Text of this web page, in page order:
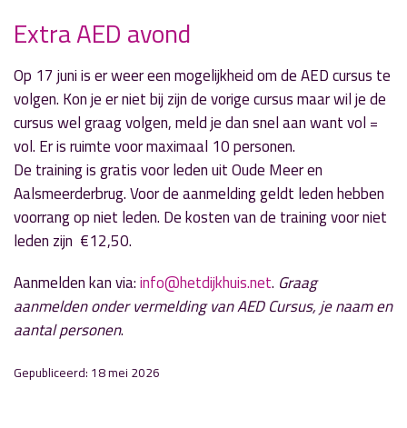
Locatie:
Buurthuis Het Dijkhuis, Aalsmeerderdijk 77 in
Oude Meer
Aanvang:
Woensdag 17 juni om 20.00 uur
Entree:
€ 12,50
Extra AED avond
Op 17 juni is er weer een mogelijkheid om de AED cursus te
volgen. Kon je er niet bij zijn de vorige cursus maar wil je de
cursus wel graag volgen, meld je dan snel aan want vol =
vol. Er is ruimte voor maximaal 10 personen.
De training is gratis voor leden uit Oude Meer en
Aalsmeerderbrug. Voor de aanmelding geldt leden hebben
voorrang op niet leden. De kosten van de training voor niet
leden zijn €12,50.
Aanmelden kan via:info@hetdijkhuis.net. Graag
aanmelden onder vermelding van AED Cursus, je naam en
aantal personen.
Gepubliceerd: 18 mei 2026